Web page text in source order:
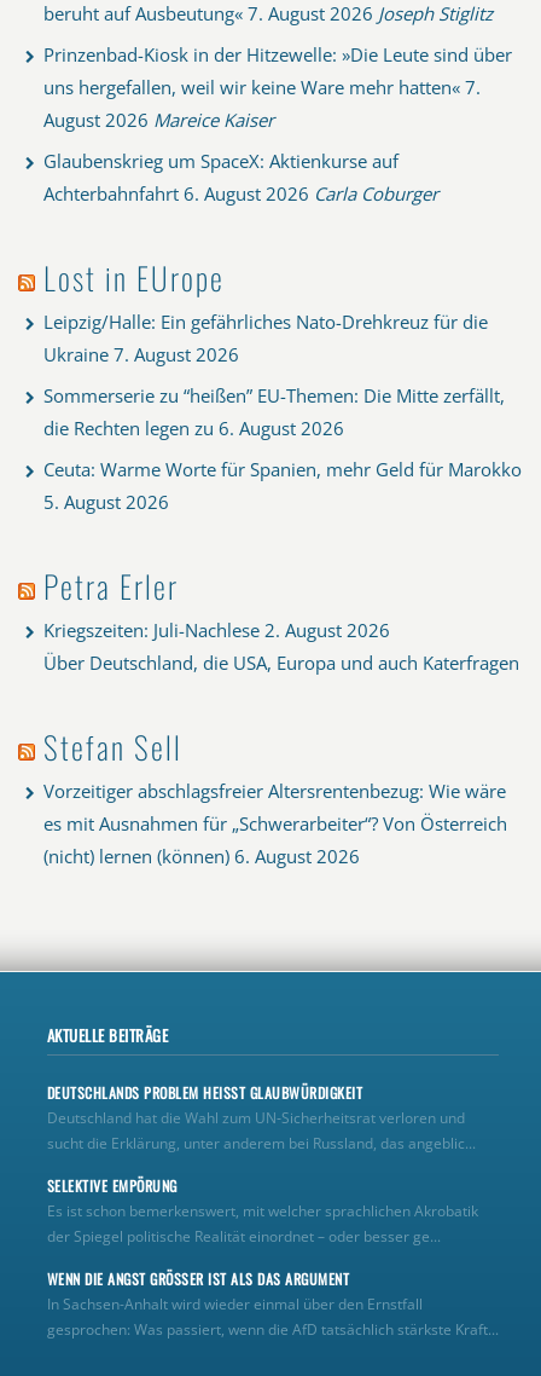
beruht auf Ausbeutung« 7. August 2026 Joseph Stiglitz
Prinzenbad-Kiosk in der Hitzewelle: »Die Leute sind über
uns hergefallen, weil wir keine Ware mehr hatten« 7.
August 2026 Mareice Kaiser
Glaubenskrieg um SpaceX: Aktienkurse auf
Achterbahnfahrt 6. August 2026 Carla Coburger
Lost in EUrope
Leipzig/Halle: Ein gefährliches Nato-Drehkreuz für die
Ukraine 7. August 2026
Sommerserie zu “heißen” EU-Themen: Die Mitte zerfällt,
die Rechten legen zu 6. August 2026
Ceuta: Warme Worte für Spanien, mehr Geld für Marokko
5. August 2026
Petra Erler
Kriegszeiten: Juli-Nachlese 2. August 2026
Über Deutschland, die USA, Europa und auch Katerfragen
Stefan Sell
Vorzeitiger abschlagsfreier Altersrentenbezug: Wie wäre
es mit Ausnahmen für „Schwerarbeiter“? Von Österreich
(nicht) lernen (können) 6. August 2026
AKTUELLE BEITRÄGE
DEUTSCHLANDS PROBLEM HEISST GLAUBWÜRDIGKEIT
Deutschland hat die Wahl zum UN‑Sicherheitsrat verloren und
sucht die Erklärung, unter anderem bei Russland, das angeblic...
SELEKTIVE EMPÖRUNG
Es ist schon bemerkenswert, mit welcher sprachlichen Akrobatik
der Spiegel politische Realität einordnet – oder besser ge...
WENN DIE ANGST GRÖSSER IST ALS DAS ARGUMENT
In Sachsen-Anhalt wird wieder einmal über den Ernstfall
gesprochen: Was passiert, wenn die AfD tatsächlich stärkste Kraft...